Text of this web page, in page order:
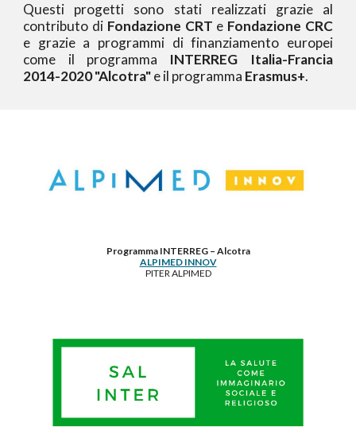
Questi progetti sono stati realizzati grazie al
contributo di Fondazione CRT e Fondazione CRC
e grazie a programmi di finanziamento europei
come il programma INTERREG Italia-Francia
2014-2020 "Alcotra"e il programma Erasmus+.
Programma INTERREG – Alcotra
ALPIMED INNOV
PITER ALPIMED